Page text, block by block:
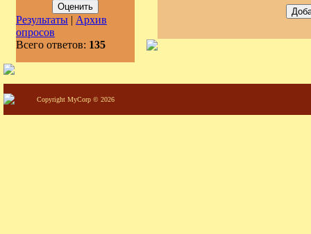
Результаты | Архив
опросов
Всего ответов: 135
Copyright MyCorp © 2026